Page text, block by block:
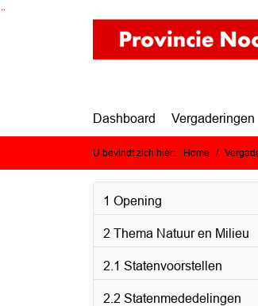
Ga naar de inhoud van deze pagina
Ga naar het zoeken
Ga naar het menu
Dashboard Vergaderingen
U bevindt zich hier: Home
1 Opening
2 Thema Natuur en Milieu
2.1 Statenvoorstellen
2.2 Statenmededelingen